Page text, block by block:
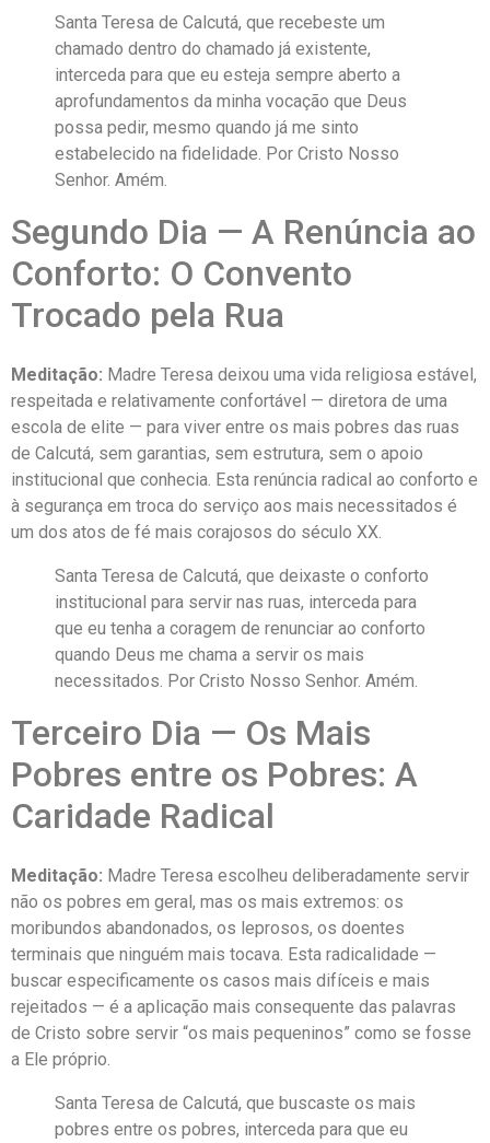
Santa Teresa de Calcutá, que recebeste um
chamado dentro do chamado já existente,
interceda para que eu esteja sempre aberto a
aprofundamentos da minha vocação que Deus
possa pedir, mesmo quando já me sinto
estabelecido na fidelidade. Por Cristo Nosso
Senhor. Amém.
Segundo Dia — A Renúncia ao
Conforto: O Convento
Trocado pela Rua
Meditação: Madre Teresa deixou uma vida religiosa estável,
respeitada e relativamente confortável — diretora de uma
escola de elite — para viver entre os mais pobres das ruas
de Calcutá, sem garantias, sem estrutura, sem o apoio
institucional que conhecia. Esta renúncia radical ao conforto e
à segurança em troca do serviço aos mais necessitados é
um dos atos de fé mais corajosos do século XX.
Santa Teresa de Calcutá, que deixaste o conforto
institucional para servir nas ruas, interceda para
que eu tenha a coragem de renunciar ao conforto
quando Deus me chama a servir os mais
necessitados. Por Cristo Nosso Senhor. Amém.
Terceiro Dia — Os Mais
Pobres entre os Pobres: A
Caridade Radical
Meditação: Madre Teresa escolheu deliberadamente servir
não os pobres em geral, mas os mais extremos: os
moribundos abandonados, os leprosos, os doentes
terminais que ninguém mais tocava. Esta radicalidade —
buscar especificamente os casos mais difíceis e mais
rejeitados — é a aplicação mais consequente das palavras
de Cristo sobre servir “os mais pequeninos” como se fosse
a Ele próprio.
Santa Teresa de Calcutá, que buscaste os mais
pobres entre os pobres, interceda para que eu